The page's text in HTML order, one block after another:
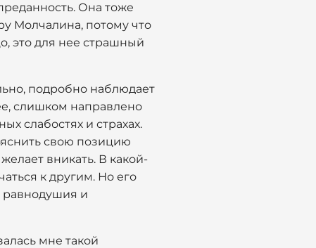
Она тоже
Молчалина, потому что
это для нее страшный
подробно наблюдает
слишком направлено
слабостях и страхах.
свою позицию
вникать. В какой-
к другим. Но его
равнодушия и
мне такой